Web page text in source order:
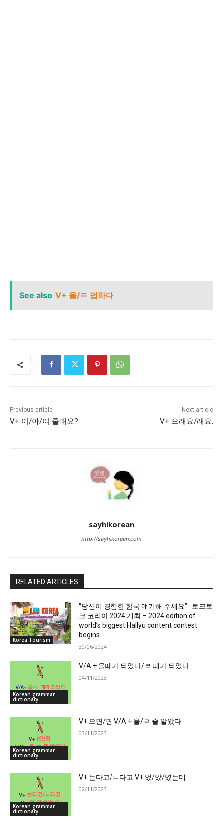
See also V+ 을/ㄹ 법하다
Previous article
V+ 어/아/여 줄래요?
Next article
V+ 으래요/래요.
sayhikorean
http://sayhikorean.com
RELATED ARTICLES
Korea Tourism
“당신이 경험한 한국 얘기해 주세요”···토크토
크 코리아 2024 개최 – 2024 edition of
world’s biggest Hallyu content contest
begins
30/06/2024
Korean grammar
dictionary
V/A + 을때가 되었다/ㄹ 때가 되었다
04/11/2023
Korean grammar
dictionary
V+ 으면/면 V/A + 을/ㄹ 줄 알았다
03/11/2023
Korean grammar
dictionary
V+ 는다고/ㄴ다고 V+ 었/았/였는데
02/11/2023